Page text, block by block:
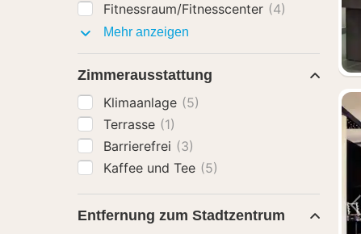
Fitnessraum/Fitnesscenter (4)
Mehr anzeigen
Zimmerausstattung
Klimaanlage (5)
Terrasse (1)
Barrierefrei (3)
Kaffee und Tee (5)
Entfernung zum Stadtzentrum